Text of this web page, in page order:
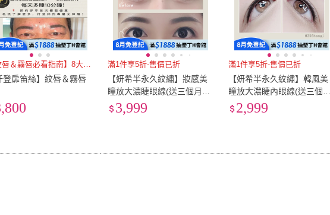
【紋唇＆霧唇必看指南】8大關鍵
登扉笛絲】紋唇＆霧唇
滿1件享5折-售價已折
【妍希半永久紋繡】妝感美
瞳放大濃睫眼線(送三個月內
免費補色一次)
3,999
滿1件享5折-售價已折
【妍希半永久紋繡】韓風美
瞳放大濃睫內眼線(送三個月
內免費補色一次)
2,999